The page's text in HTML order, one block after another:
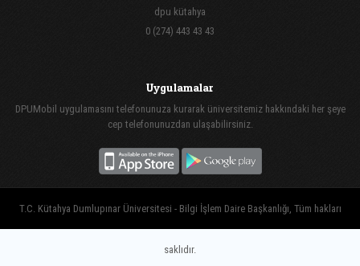
dpu kütahya
0 (274) 443 43 43
Uygulamalar
DPUMobil uygulamasını telefonunuza kurarak üniversitemiz hakkındaki her şeye
cep telefonunuzdan ulaşabilirsiniz.
T.C. Kütahya Dumlupınar Üniversitesi - Bilgi İşlem Daire Başkanlığı, Tüm hakları
saklıdır.